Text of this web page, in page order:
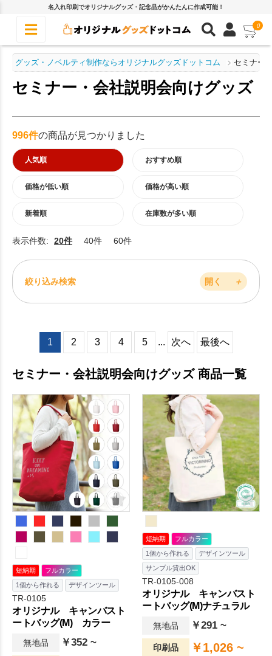
名入れ印刷でオリジナルグッズ・記念品がかんたんに作成可能！
0
グッズ・ノベルティ制作ならオリジナルグッズドットコム セミナー
セミナー・会社説明会向けグッズ
996件の商品が見つかりました
人気順 おすすめ順
価格が低い順 価格が高い順
新着順 在庫数が多い順
表示件数: 20件 40件 60件
絞り込み検索 開く ＋
1 2 3 4 5 ... 次へ 最後へ
セミナー・会社説明会向けグッズ 商品一覧
短納期
フルカラー
1個から作れる
デザインツール
TR-0105
オリジナル キャンバスト
ートバッグ(M) カラー
無地品 ￥352 ~
短納期
フルカラー
1個から作れる
デザインツール
サンプル貸出OK
TR-0105-008
オリジナル キャンバスト
ートバッグ(M)ナチュラル
無地品 ￥291 ~
印刷品 ￥1,026 ~